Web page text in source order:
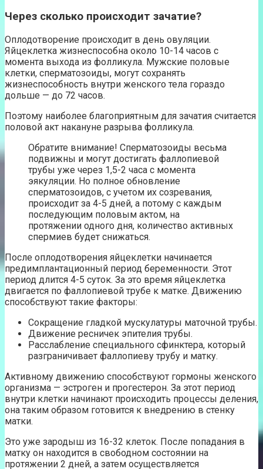
Через сколько происходит зачатие?
Оплодотворение происходит в день овуляции.
Яйцеклетка жизнеспособна около 10-14 часов с
момента выхода из фолликула. Мужские половые
клетки, сперматозоиды, могут сохранять
жизнеспособность внутри женского тела гораздо
дольше — до 72 часов.
Поэтому наиболее благоприятным для зачатия считается
половой акт накануне разрыва фолликула.
Обратите внимание! Сперматозоиды весьма
подвижны и могут достигать фаллопиевой
трубы уже через 1,5-2 часа с момента
эякуляции. Но полное обновление
сперматозоидов, с учетом их созревания,
происходит за 4-5 дней, а потому с каждым
последующим половым актом, на
протяжении одного дня, количество активных
спермиев будет снижаться.
После оплодотворения яйцеклетки начинается
предимплантационный период беременности. Этот
период длится 4-5 суток. За это время яйцеклетка
двигается по фаллопиевой трубе к матке. Движению
способствуют такие факторы:
Сокращение гладкой мускулатуры маточной трубы.
Движение ресничек эпителия трубы.
Расслабление специального сфинктера, который
разграничивает фаллопиеву трубу и матку.
Активному движению способствуют гормоны женского
организма — эстроген и прогестерон. За этот период
внутри клетки начинают происходить процессы деления,
она таким образом готовится к внедрению в стенку
матки.
Это уже зародыш из 16-32 клеток. После попадания в
матку он находится в свободном состоянии на
протяжении 2 дней, а затем осуществляется